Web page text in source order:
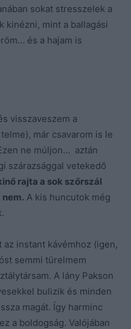
sokat stresszelek a
kinézni, mint a ballagási
és a hajam is
visszaveszem a
már csavarom is le
ne múljon… aztán
szárazsággal vetekedő
rajta a sok szőrszál
A kis huncutok még
instant kávémhoz (igen,
semmi türelmem
A lány Pakson
bulizik és minden
magát. Így harminc
a boldogság. Valójában